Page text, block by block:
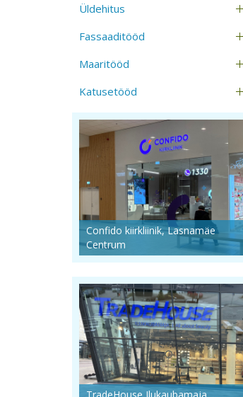
Üldehitus
Fassaaditööd
Maaritööd
Katusetööd
Confido kiirkliinik, Lasnamäe
Centrum